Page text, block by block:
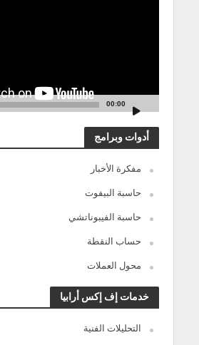
00:00
أدوات وبرامج
مفكرة الأخبار
حاسبة البيفوت
حاسبة الفيبوناتشي
حساب النقطة
محول العملات
خدمات إف إكس أرابيا
التحليلات الفنية